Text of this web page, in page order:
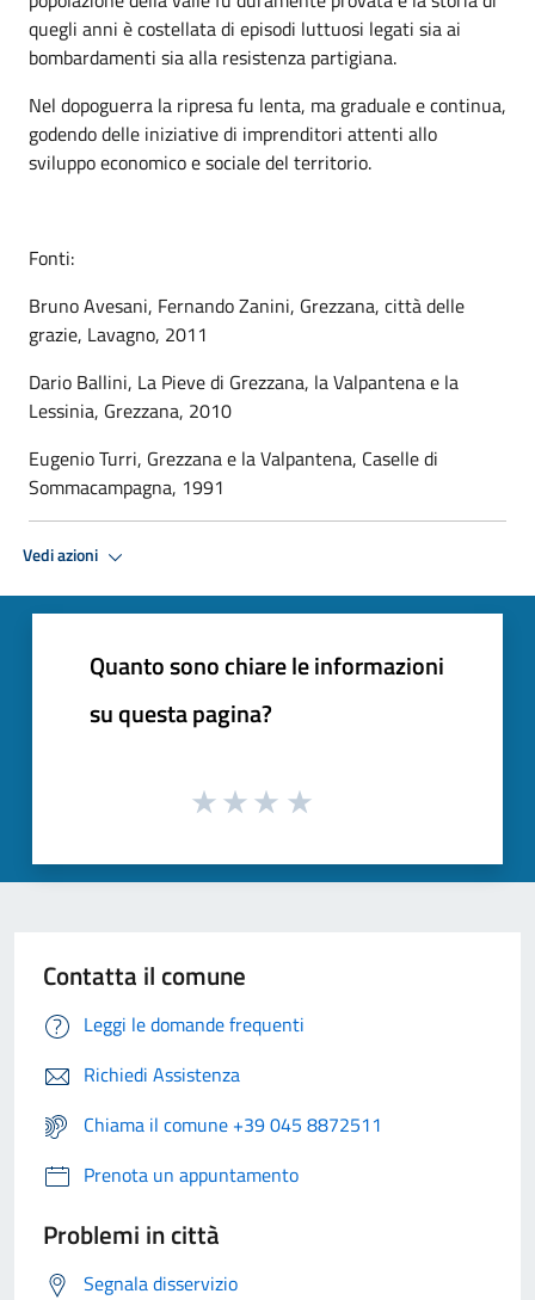
quegli anni è costellata di episodi luttuosi legati sia ai
bombardamenti sia alla resistenza partigiana.
Nel dopoguerra la ripresa fu lenta, ma graduale e continua,
godendo delle iniziative di imprenditori attenti allo
sviluppo economico e sociale del territorio.
Fonti:
Bruno Avesani, Fernando Zanini, Grezzana, città delle
grazie, Lavagno, 2011
Dario Ballini, La Pieve di Grezzana, la Valpantena e la
Lessinia, Grezzana, 2010
Eugenio Turri, Grezzana e la Valpantena, Caselle di
Sommacampagna, 1991
Vedi azioni
Quanto sono chiare le informazioni
su questa pagina?
Contatta il comune
Leggi le domande frequenti
Richiedi Assistenza
Chiama il comune +39 045 8872511
Prenota un appuntamento
Problemi in città
Segnala disservizio